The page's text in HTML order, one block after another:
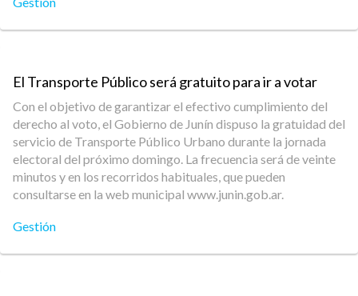
El Transporte Público será gratuito para ir a votar
Con el objetivo de garantizar el efectivo cumplimiento del
derecho al voto, el Gobierno de Junín dispuso la gratuidad del
servicio de Transporte Público Urbano durante la jornada
electoral del próximo domingo. La frecuencia será de veinte
minutos y en los recorridos habituales, que pueden
consultarse en la web municipal www.junin.gob.ar.
Gestión